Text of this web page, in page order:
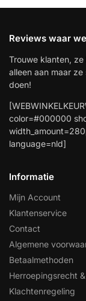
Reviews waar
Trouwe klanten,
alleen aan maar
doen!
color=#000000
language=nld]
Informatie
Mijn Account
Klantenservice
Contact
Algemene
Betaalmethoden
Herroepingsrecht
Klachtenregeling